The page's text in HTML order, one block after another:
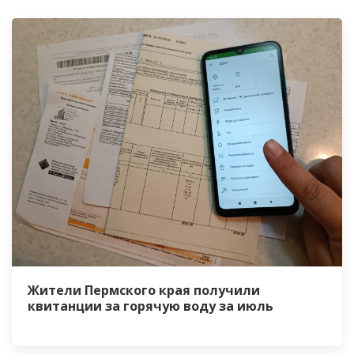
Жители Пермского края получили
квитанции за горячую воду за июль